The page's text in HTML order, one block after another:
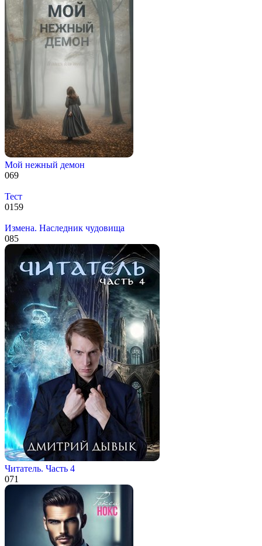
Мой нежный демон
069
Тест
0159
Измена. Наследник чудовища
085
Читатель. Часть 4
071